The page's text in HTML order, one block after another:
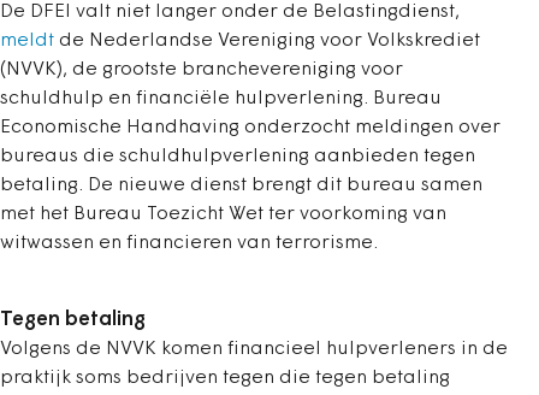
De DFEI valt niet langer onder de Belastingdienst,
meldt de Nederlandse Vereniging voor Volkskrediet
(NVVK), de grootste branchevereniging voor
schuldhulp en financiële hulpverlening. Bureau
Economische Handhaving onderzocht meldingen over
bureaus die schuldhulpverlening aanbieden tegen
betaling. De nieuwe dienst brengt dit bureau samen
met het Bureau Toezicht Wet ter voorkoming van
witwassen en financieren van terrorisme.
Tegen betaling
Volgens de NVVK komen financieel hulpverleners in de
praktijk soms bedrijven tegen die tegen betaling